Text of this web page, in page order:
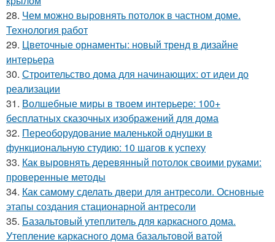
28. Чем можно выровнять потолок в частном доме.
Технология работ
29. Цветочные орнаменты: новый тренд в дизайне
интерьера
30. Строительство дома для начинающих: от идеи до
реализации
31. Волшебные миры в твоем интерьере: 100+
бесплатных сказочных изображений для дома
32. Переоборудование маленькой однушки в
функциональную студию: 10 шагов к успеху
33. Как выровнять деревянный потолок своими руками:
проверенные методы
34. Как самому сделать двери для антресоли. Основные
этапы создания стационарной антресоли
35. Базальтовый утеплитель для каркасного дома.
Утепление каркасного дома базальтовой ватой